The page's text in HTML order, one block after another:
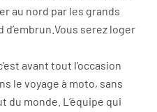
au nord par les grands
serez loger
avant tout l’occasion
le voyage à moto, sans
du monde. L’équipe qui